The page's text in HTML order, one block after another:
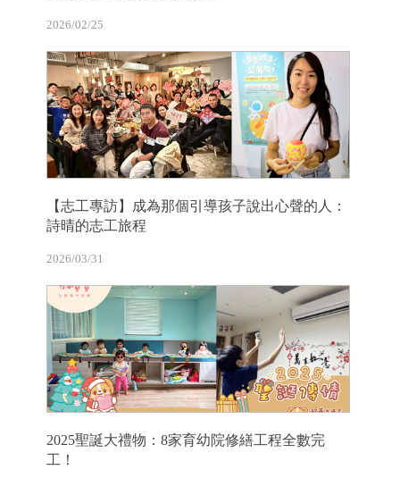
2026/02/25
【志工專訪】成為那個引導孩子說出心聲的人：
詩晴的志工旅程
2026/03/31
2025聖誕大禮物：8家育幼院修繕工程全數完
工！